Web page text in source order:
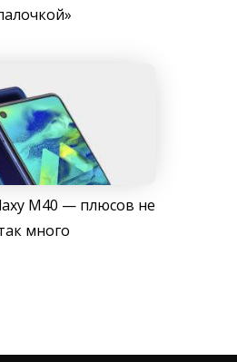
M40 — плюсов не
много